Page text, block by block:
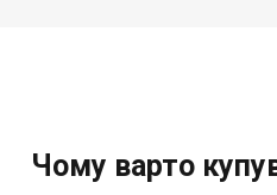
Чому варто